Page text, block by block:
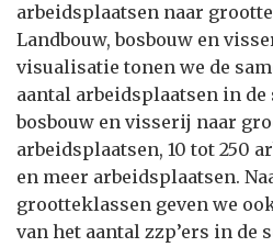
arbeidsplaatsen naar
Landbouw, bosbouw en
visualisatie tonen we de
aantal arbeidsplaatsen in de
bosbouw en visserij naar
arbeidsplaatsen, 10 tot 250
en meer arbeidsplaatsen.
grootteklassen geven we
van het aantal zzp’ers in de